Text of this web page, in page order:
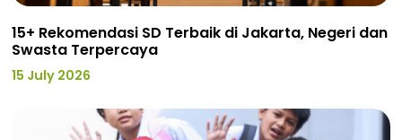
15+ Rekomendasi SD Terbaik di Jakarta, Negeri dan
Swasta Terpercaya
15 July 2026